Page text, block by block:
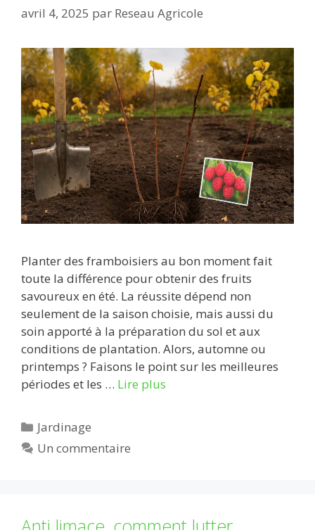
avril 4, 2025 par Reseau Agricole
Planter des framboisiers au bon moment fait
toute la différence pour obtenir des fruits
savoureux en été. La réussite dépend non
seulement de la saison choisie, mais aussi du
soin apporté à la préparation du sol et aux
conditions de plantation. Alors, automne ou
printemps ? Faisons le point sur les meilleures
périodes et les … Lire plus
Catégories
Jardinage
Un commentaire